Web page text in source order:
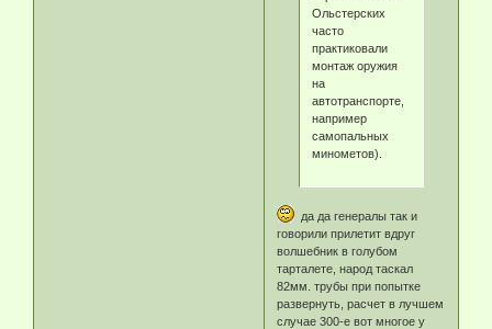
Ольстерских
часто
практиковали
монтаж оружия
на
автотранспорте,
например
самопальных
минометов).
да да генералы так и
говорили прилетит вдруг
волшебник в голубом
тарталете, народ таскал
82мм. трубы при попытке
развернуть, расчет в лучшем
случае 300-е вот многое у